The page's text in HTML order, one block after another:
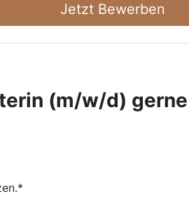
Jetzt Bewerben
(m/w/d)